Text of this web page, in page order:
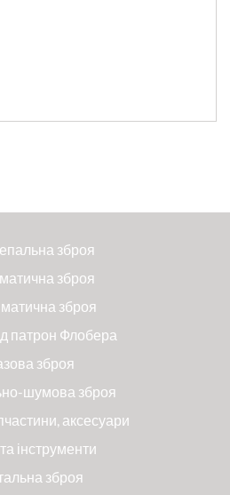
зброя
зброя
зброя
патрон Флобера
зброя
шумова зброя
аксесуари
інструменти
зброя